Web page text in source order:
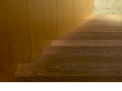
EN